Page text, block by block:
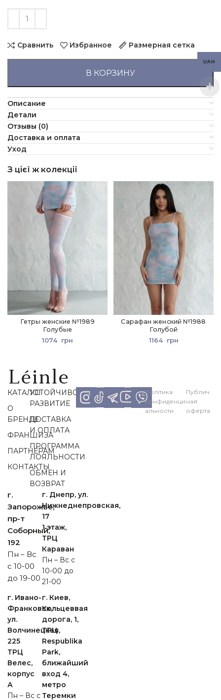
Сравнить Избранное Размерная сетка
В КОРЗИНУ
Описание
Детали
Отзывы (0)
Доставка и оплата
Уход
З цієї ж колекції
Гетры женские №1989
Голубые
1074 грн
Сарафан женский №1988
Голубой
1164 грн
г.
Запорожье,
пр-т
Cоборный,
192
Пн – Вс
с 10-00
до 19-00
г. Днепр, ул.
Нижнеднепровская,
17
1 этаж,
ТРЦ
Караван
Пн – Вс с
10-00 до
21-00
г. Ивано-
Франковск,
ул.
Волчинецкая,
225
ТРЦ
Велес,
корпус
А
Пн – Вс с
г. Киев,
Кольцеввая
дорога, 1,
ТРЦ
Respublika
Park,
ближайший
вход 4,
метро
Теремки
КАТАЛОГ
О
БРЕНДЕ
ФРАНШИЗА
ПАРТНЕРАМ
КОНТАКТЫ
УСТОЙЧИВОЕ
РАЗВИТИЕ
ДОСТАВКА
И ОПЛАТА
ПРОГРАММА
ЛОЯЛЬНОСТИ
ОБМЕН И
ВОЗВРАТ
Політика
конфиденци
альности
Публич
ная
оферта
UAH